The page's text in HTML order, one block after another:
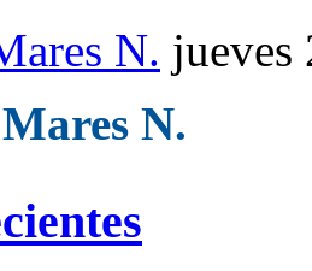
N. jueves
N.